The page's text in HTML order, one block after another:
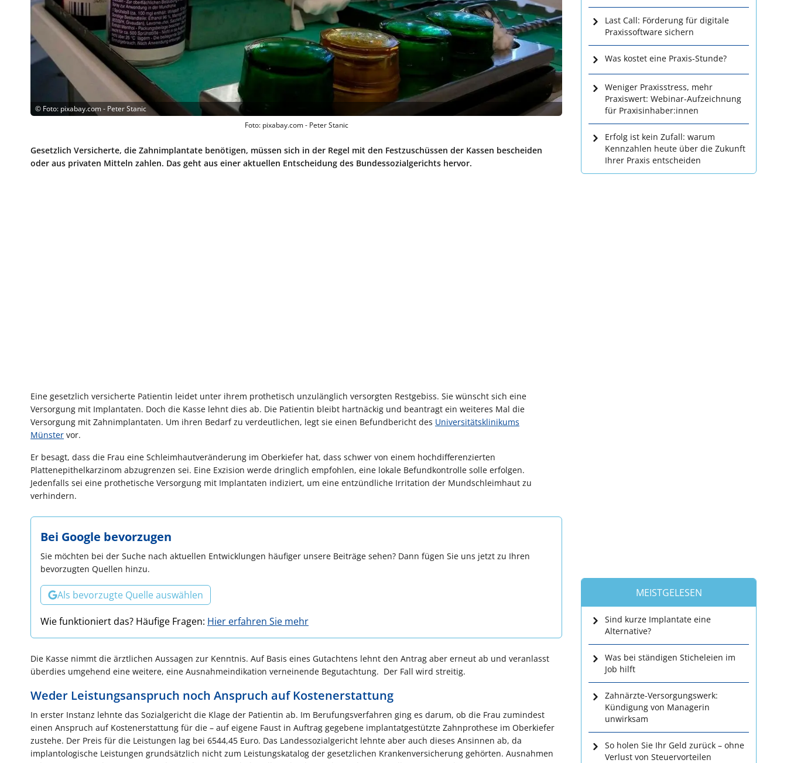
© Foto: pixabay.com - Peter Stanic
Foto: pixabay.com - Peter Stanic
Gesetzlich Versicherte, die Zahnimplantate benötigen, müssen sich in der Regel mit den Festzuschüssen der Kassen bescheiden
oder aus privaten Mitteln zahlen. Das geht aus einer aktuellen Entscheidung des Bundessozialgerichts hervor.
Eine gesetzlich versicherte Patientin leidet unter ihrem prothetisch unzulänglich versorgten Restgebiss. Sie wünscht sich eine
Versorgung mit Implantaten. Doch die Kasse lehnt dies ab. Die Patientin bleibt hartnäckig und beantragt ein weiteres Mal die
Versorgung mit Zahnimplantaten. Um ihren Bedarf zu verdeutlichen, legt sie einen Befundbericht des Universitätsklinikums
Münster vor.
Er besagt, dass die Frau eine Schleimhautveränderung im Oberkiefer hat, dass schwer von einem hochdifferenzierten
Plattenepithelkarzinom abzugrenzen sei. Eine Exzision werde dringlich empfohlen, eine lokale Befundkontrolle solle erfolgen.
Jedenfalls sei eine prothetische Versorgung mit Implantaten indiziert, um eine entzündliche Irritation der Mundschleimhaut zu
verhindern.
Bei Google bevorzugen
Sie möchten bei der Suche nach aktuellen Entwicklungen häufiger unsere Beiträge sehen? Dann fügen Sie uns jetzt zu Ihren
bevorzugten Quellen hinzu.
Als bevorzugte Quelle auswählen
Wie funktioniert das? Häufige Fragen: Hier erfahren Sie mehr
Die Kasse nimmt die ärztlichen Aussagen zur Kenntnis. Auf Basis eines Gutachtens lehnt den Antrag aber erneut ab und veranlasst
überdies umgehend eine weitere, eine Ausnahmeindikation verneinende Begutachtung. Der Fall wird streitig.
Weder Leistungsanspruch noch Anspruch auf Kostenerstattung
In erster Instanz lehnte das Sozialgericht die Klage der Patientin ab. Im Berufungsverfahren ging es darum, ob die Frau zumindest
einen Anspruch auf Kostenerstattung für die – auf eigene Faust in Auftrag gegebene implantatgestützte Zahnprothese im Oberkiefer
zustehe. Der Preis für die Leistungen lag bei 6544,45 Euro. Das Landessozialgericht lehnte aber auch dieses Ansinnen ab, da
implantologische Leistungen grundsätzlich nicht zum Leistungskatalog der gesetzlichen Krankenversicherung gehörten. Ausnahmen
Last Call: Förderung für digitale
Praxissoftware sichern
Was kostet eine Praxis-Stunde?
Weniger Praxisstress, mehr
Praxiswert: Webinar-Aufzeichnung
für Praxisinhaber:innen
Erfolg ist kein Zufall: warum
Kennzahlen heute über die Zukunft
Ihrer Praxis entscheiden
MEISTGELESEN
Sind kurze Implantate eine
Alternative?
Was bei ständigen Sticheleien im
Job hilft
Zahnärzte-Versorgungswerk:
Kündigung von Managerin
unwirksam
So holen Sie Ihr Geld zurück – ohne
Verlust von Steuervorteilen